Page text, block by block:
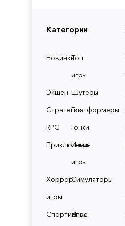
Категории
НовинкиТоп
игры
Экшен Шутеры
СтратегииПлатформеры
RPG
Гонки
Приключения
Инди
игры
Хоррор
игры
Симуляторы
Спортивные
Игры